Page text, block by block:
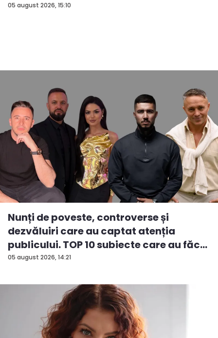
05 august 2026, 15:10
05 august 2026, 14:21
Nunți de poveste, controverse și
dezvăluiri care au captat atenția
publicului. TOP 10 subiecte care au făc...